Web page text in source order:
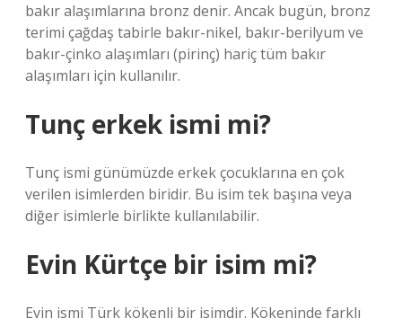
bakır alaşımlarına bronz denir. Ancak bugün, bronz
terimi çağdaş tabirle bakır-nikel, bakır-berilyum ve
bakır-çinko alaşımları (pirinç) hariç tüm bakır
alaşımları için kullanılır.
Tunç erkek ismi mi?
Tunç ismi günümüzde erkek çocuklarına en çok
verilen isimlerden biridir. Bu isim tek başına veya
diğer isimlerle birlikte kullanılabilir.
Evin Kürtçe bir isim mi?
Evin ismi Türk kökenli bir isimdir. Kökeninde farklı